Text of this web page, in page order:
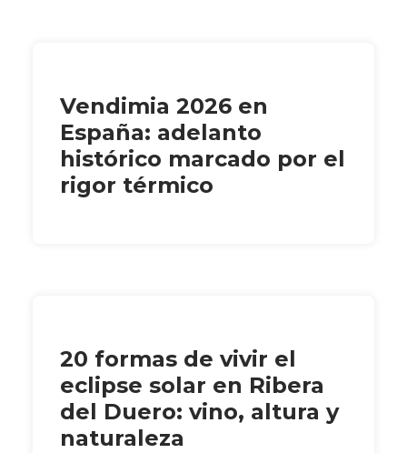
Vendimia 2026 en
España: adelanto
histórico marcado por el
rigor térmico
20 formas de vivir el
eclipse solar en Ribera
del Duero: vino, altura y
naturaleza